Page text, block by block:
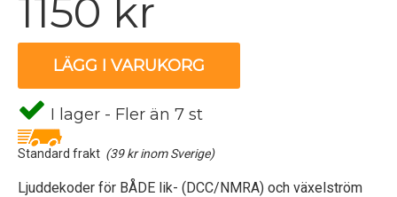
1150 kr
LÄGG I VARUKORG
I lager - Fler än 7 st
Standard frakt (39 kr inom Sverige)
Ljuddekoder för BÅDE lik- (DCC/NMRA) och växelström